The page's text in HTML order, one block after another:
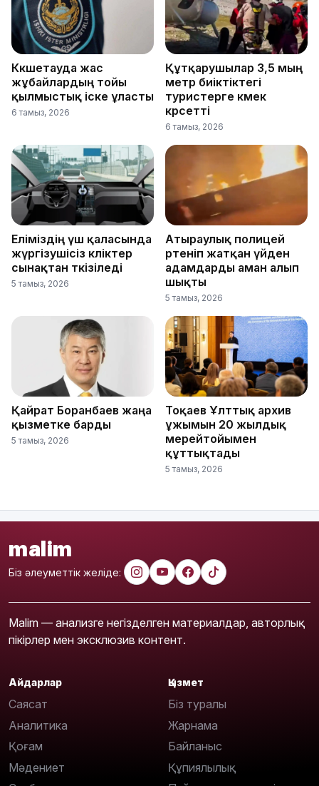
Көкшетауда жас
жұбайлардың тойы
қылмыстық іске ұласты
6 тамыз, 2026
Құтқарушылар 3,5 мың
метр биіктіктегі
туристерге көмек
көрсетті
6 тамыз, 2026
Еліміздің үш қаласында
жүргізушісіз көліктер
сынақтан өткізіледі
5 тамыз, 2026
Атыраулық полицей
өртеніп жатқан үйден
адамдарды аман алып
шықты
5 тамыз, 2026
Қайрат Боранбаев жаңа
қызметке барды
5 тамыз, 2026
Тоқаев Ұлттық архив
ұжымын 20 жылдық
мерейтойымен
құттықтады
5 тамыз, 2026
malim
Біз әлеуметтік желіде:
Malim — анализге негізделген материалдар, авторлық
пікірлер мен эксклюзив контент.
Айдарлар
Саясат
Аналитика
Қоғам
Мәдениет
Қызмет
Біз туралы
Жарнама
Байланыс
Құпиялылық